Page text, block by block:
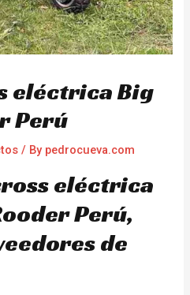
eléctrica Big
Perú
/ By pedrocueva.com
eléctrica
Perú,
de